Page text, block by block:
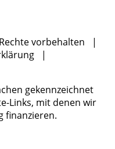
vorbehalten |
|
gekennzeichnet
Links, mit denen wir
finanzieren.